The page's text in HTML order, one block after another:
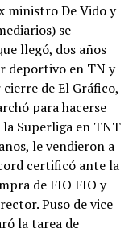
ministro De Vido y
se
llegó, dos años
deportivo en TN y
de El Gráfico,
para hacerse
Superliga en TNT
le vendieron a
certificó ante la
de FIO FIO y
Puso de vice
la tarea de